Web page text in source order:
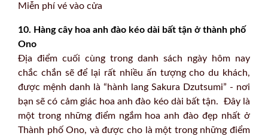
Miễn phí vé vào cửa
10. Hàng cây hoa anh đào kéo dài bất tận ở thành phố
Ono
Địa điểm cuối cùng trong danh sách ngày hôm nay
chắc chắn sẽ để lại rất nhiều ấn tượng cho du khách,
được mệnh danh là “hành lang Sakura Dzutsumi” - nơi
bạn sẽ có cảm giác hoa anh đào kéo dài bất tận. Đây là
một trong những điểm ngắm hoa anh đào đẹp nhất ở
Thành phố Ono, và được cho là một trong những điểm